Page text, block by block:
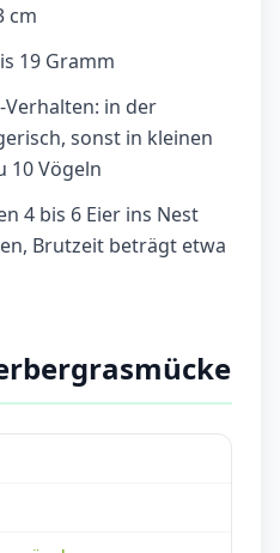
cm
19 Gramm
Verhalten: in der
sonst in kleinen
10 Vögeln
4 bis 6 Eier ins Nest
Brutzeit beträgt etwa